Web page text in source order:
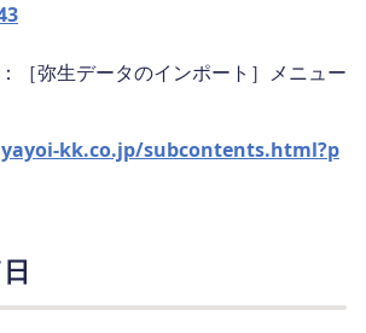
［弥生データのインポート］メニュー
kk.co.jp/subcontents.html?p